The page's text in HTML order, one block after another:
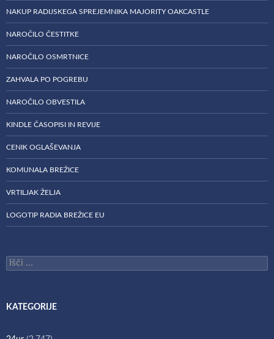
NAKUP RADIJSKEGA SPREJEMNIKA MAJORITY OAKCASTLE
NAROČILO ČESTITKE
NAROČILO OSMRTNICE
ZAHVALA PO POGREBU
NAROČILO OBVESTILA
KINDLE ČASOPISI IN REVIJE
CENIK OGLAŠEVANJA
KOMUNALA BREŽICE
VRTILJAK ŽELJA
LOGOTIP RADIA BREŽICE EU
Išči:
KATEGORIJE